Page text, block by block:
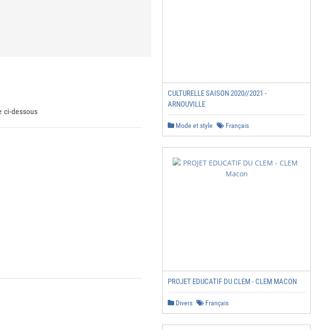
ci-dessous
CULTURELLE SAISON 2020//2021 -
ARNOUVILLE
Mode et style Français
PROJET EDUCATIF DU CLEM - CLEM MACON
Divers Français